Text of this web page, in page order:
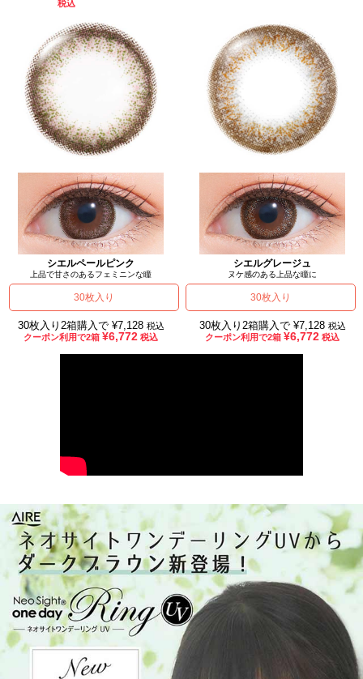
税込
シエルペールピンク
上品で甘さのあるフェミニンな瞳
30枚入り
30枚入り2箱購入で ¥7,128 税込
クーポン利用で2箱 ¥6,772 税込
シエルグレージュ
ヌケ感のある上品な瞳に
30枚入り
30枚入り2箱購入で ¥7,128 税込
クーポン利用で2箱 ¥6,772 税込